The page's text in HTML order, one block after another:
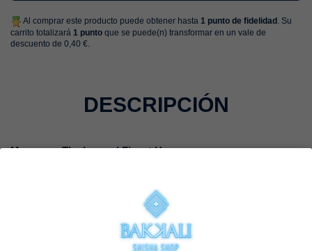
Al comprar este producto puede obtener hasta 1 punto de fidelidad . Su
carrito totalizará 1 punto que se puede(n) transformar en un vale de
descuento de 0,40 €.
DESCRIPCIÓN
Manguera The Legend Finest Hose
buscan una experiencia superior en cada fumada. Su combinación
diseño moderno, acabado elegante y rendimiento fluido
una opción ideal para setups exigentes donde cada detalle importa.
látex corrugado de alta calidad, garantiza una circulación de
aire constante incluso al doblarla, evitando bloqueos o pérdidas de flujo. El